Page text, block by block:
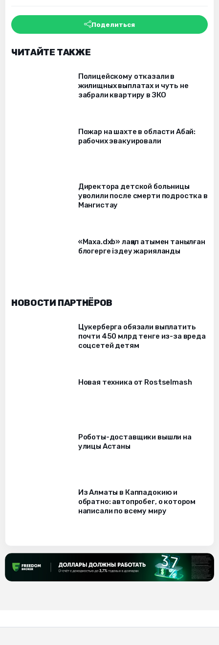
Поделиться
ЧИТАЙТЕ ТАКЖЕ
Полицейскому отказали в
жилищных выплатах и чуть не
забрали квартиру в ЗКО
Пожар на шахте в области Абай:
рабочих эвакуировали
Директора детской больницы
уволили после смерти подростка в
Мангистау
«Маха.dxb» лақап атымен танылған
блогерге іздеу жарияланды
НОВОСТИ ПАРТНЁРОВ
Цукерберга обязали выплатить
почти 450 млрд тенге из-за вреда
соцсетей детям
Новая техника от Rostselmash
Роботы-доставщики вышли на
улицы Астаны
Из Алматы в Каппадокию и
обратно: автопробег, о котором
написали по всему миру